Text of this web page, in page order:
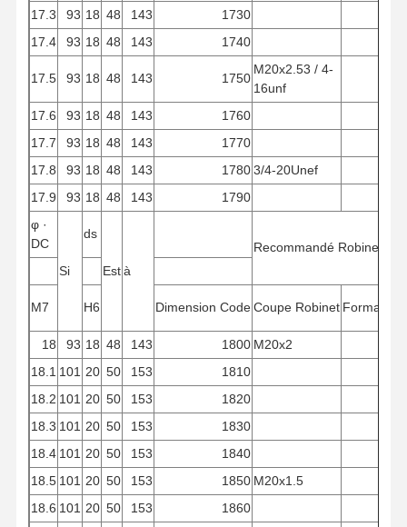
17.3
93 18 48 143
1730
17.4
93 18 48 143 1740
17.5 93 18 48 143 1750
M20x2.53 / 4-
16unf
17.6
93 18 48 143
1760
17.7
93 18 48 143
1770
17.8
93 18 48 143 17803/4-20Unef
17.9
93 18 48 143
1790
φ ·
DC
Si
ds
Està
Recommandé Robinet
M7 H6 Dimension CodeCoupe Robinet Formation
18 93 18 48 143 1800 M20x2
18.1 101 20 50 153
1810
18.2 101 20 50 153
1820
18.3 101 20 50 153
1830
18.4 101 20 50 153
1840
18.5 101 20 50 153 1850 M20x1.5
18.6 101 20 50 153
1860